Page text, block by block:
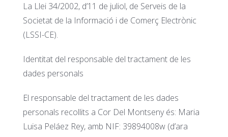
La Llei 34/2002, d’11 de juliol, de Serveis de la
Societat de la Informació i de Comerç Electrònic
(LSSI-CE).
Identitat del responsable del tractament de les
dades personals
El responsable del tractament de les dades
personals recollits a Cor Del Montseny és: Maria
Luisa Peláez Rey, amb NIF: 39894008w (d’ara